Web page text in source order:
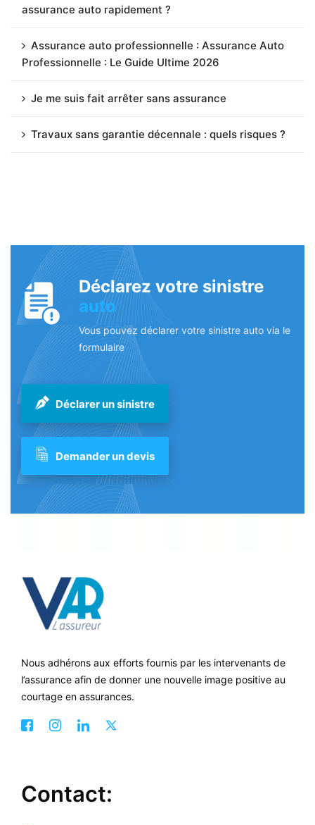
assurance auto rapidement ?
Assurance auto professionnelle : Assurance Auto
Professionnelle : Le Guide Ultime 2026
Je me suis fait arrêter sans assurance
Travaux sans garantie décennale : quels risques ?
Déclarez votre sinistre
auto
Vous pouvez déclarer votre sinistre auto via le
formulaire
Déclarer un sinistre
Demander un devis
Nous adhérons aux efforts fournis par les intervenants de
l’assurance afin de donner une nouvelle image positive au
courtage en assurances.
Contact: